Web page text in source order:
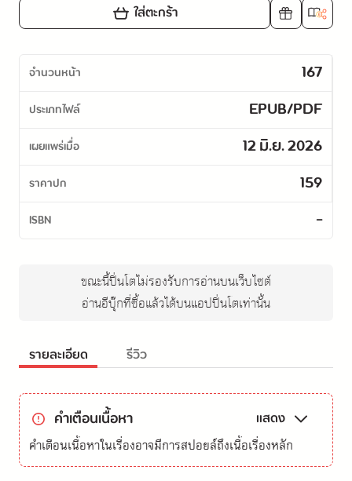
ใส่ตะกร้า
จำนวนหน้า 167
ประเภทไฟล์ EPUB/PDF
เผยแพร่เมื่อ 12 มิ.ย. 2026
ราคาปก 159
ISBN -
ขณะนี้ปิ่นโตไม่รองรับการอ่านบนเว็บไซต์
อ่านอีบุ๊กที่ซื้อแล้วได้บนแอปปิ่นโตเท่านั้น
รายละเอียด รีวิว
คำเตือนเนื้อหา แสดง
คำเตือนเนื้อหาในเรื่องอาจมีการสปอยล์ถึงเนื้อเรื่องหลัก